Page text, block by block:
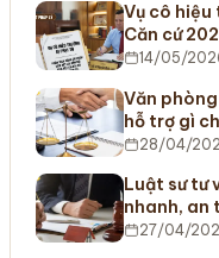
Vụ cô
Căn cứ
14/05/
Văn
hỗ trợ gì
28/04/
Luật sư tư
nhanh, an
27/04/